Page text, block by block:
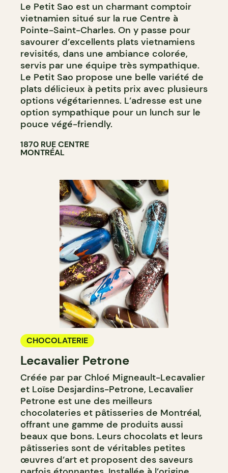
Le Petit Sao est un charmant comptoir
vietnamien situé sur la rue Centre à
Pointe-Saint-Charles. On y passe pour
savourer d’excellents plats vietnamiens
revisités, dans une ambiance colorée,
servis par une équipe très sympathique.
Le Petit Sao propose une belle variété de
plats délicieux à petits prix avec plusieurs
options végétariennes. L’adresse est une
option sympathique pour un lunch sur le
pouce végé-friendly.
1870 RUE CENTRE
MONTRÉAL
CHOCOLATERIE
Lecavalier Petrone
Créée par par Chloé Migneault-Lecavalier
et Loïse Desjardins-Petrone, Lecavalier
Petrone est une des meilleurs
chocolateries et pâtisseries de Montréal,
offrant une gamme de produits aussi
beaux que bons. Leurs chocolats et leurs
pâtisseries sont de véritables petites
œuvres d’art et proposent des saveurs